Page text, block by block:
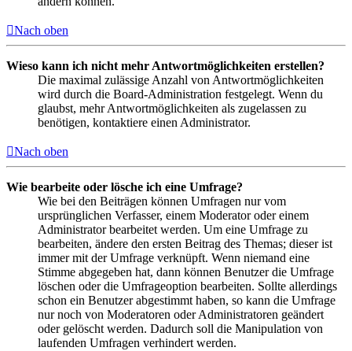
Nach oben
Wieso kann ich nicht mehr Antwortmöglichkeiten erstellen?
Die maximal zulässige Anzahl von Antwortmöglichkeiten
wird durch die Board-Administration festgelegt. Wenn du
glaubst, mehr Antwortmöglichkeiten als zugelassen zu
benötigen, kontaktiere einen Administrator.
Nach oben
Wie bearbeite oder lösche ich eine Umfrage?
Wie bei den Beiträgen können Umfragen nur vom
ursprünglichen Verfasser, einem Moderator oder einem
Administrator bearbeitet werden. Um eine Umfrage zu
bearbeiten, ändere den ersten Beitrag des Themas; dieser ist
immer mit der Umfrage verknüpft. Wenn niemand eine
Stimme abgegeben hat, dann können Benutzer die Umfrage
löschen oder die Umfrageoption bearbeiten. Sollte allerdings
schon ein Benutzer abgestimmt haben, so kann die Umfrage
nur noch von Moderatoren oder Administratoren geändert
oder gelöscht werden. Dadurch soll die Manipulation von
laufenden Umfragen verhindert werden.